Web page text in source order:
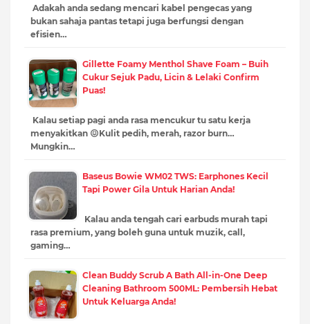
Adakah anda sedang mencari kabel pengecas yang
bukan sahaja pantas tetapi juga berfungsi dengan
efisien…
Gillette Foamy Menthol Shave Foam – Buih
Cukur Sejuk Padu, Licin & Lelaki Confirm
Puas!
Kalau setiap pagi anda rasa mencukur tu satu kerja
menyakitkan 😖Kulit pedih, merah, razor burn…
Mungkin…
Baseus Bowie WM02 TWS: Earphones Kecil
Tapi Power Gila Untuk Harian Anda!
Kalau anda tengah cari earbuds murah tapi
rasa premium, yang boleh guna untuk muzik, call,
gaming…
Clean Buddy Scrub A Bath All-in-One Deep
Cleaning Bathroom 500ML: Pembersih Hebat
Untuk Keluarga Anda!